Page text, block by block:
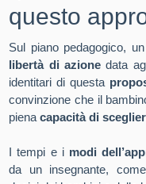
questo
Sul piano pedagogico,
libertà di azionedata
identitari di questa
convinzione che il
pienacapacità di
I tempi e i modi
da un insegnante,